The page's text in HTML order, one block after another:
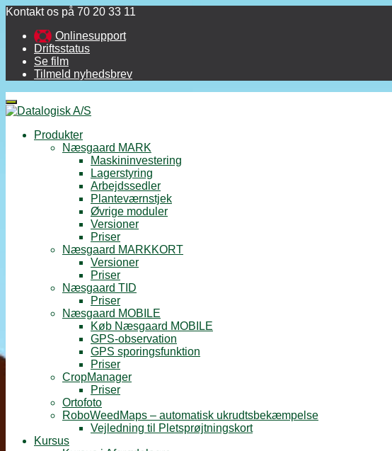
Kontakt os på 70 20 33 11
Onlinesupport
Driftsstatus
Se film
Tilmeld nyhedsbrev
Menu
Produkter
Næsgaard MARK
Maskininvestering
Lagerstyring
Arbejdssedler
Planteværnstjek
Øvrige moduler
Versioner
Priser
Næsgaard MARKKORT
Versioner
Priser
Næsgaard TID
Priser
Næsgaard MOBILE
Køb Næsgaard MOBILE
GPS-observation
GPS sporingsfunktion
Priser
CropManager
Priser
Ortofoto
RoboWeedMaps – automatisk ukrudtsbekæmpelse
Vejledning til Pletsprøjtningskort
Kursus